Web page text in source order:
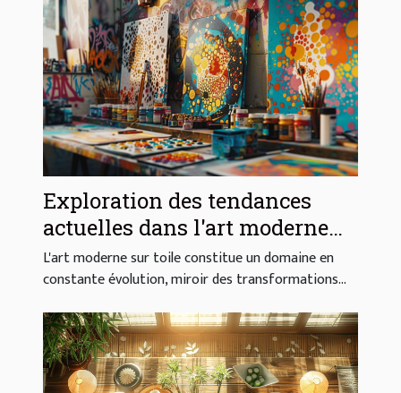
Exploration des tendances
actuelles dans l'art moderne
sur toile
L'art moderne sur toile constitue un domaine en
constante évolution, miroir des transformations...